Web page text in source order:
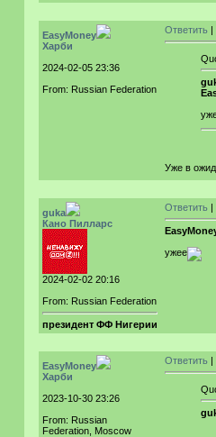
EasyMoney
Харби
2024-02-05 23:36
From: Russian Federation
Ответить |
Уже в
guka
Кано Пилларс
2024-02-02 20:16
From: Russian Federation
президент ФФ Нигерии
Ответить |
ужее
EasyMoney
Харби
2023-10-30 23:26
From: Russian
Federation, Moscow
Ответить |